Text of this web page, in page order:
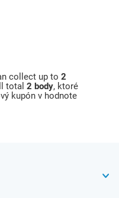
collect up to 2
total 2 body, ktoré
kupón v hodnote